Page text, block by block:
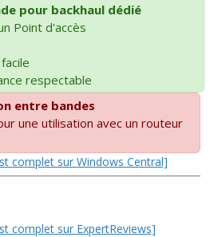
pour backhaul dédié
Point d'accès
respectable
entre bandes
une utilisation avec un routeur
complet sur Windows Central]
complet sur ExpertReviews]